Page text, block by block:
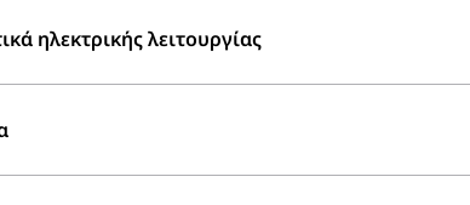
ηλεκτρικής λειτουργίας